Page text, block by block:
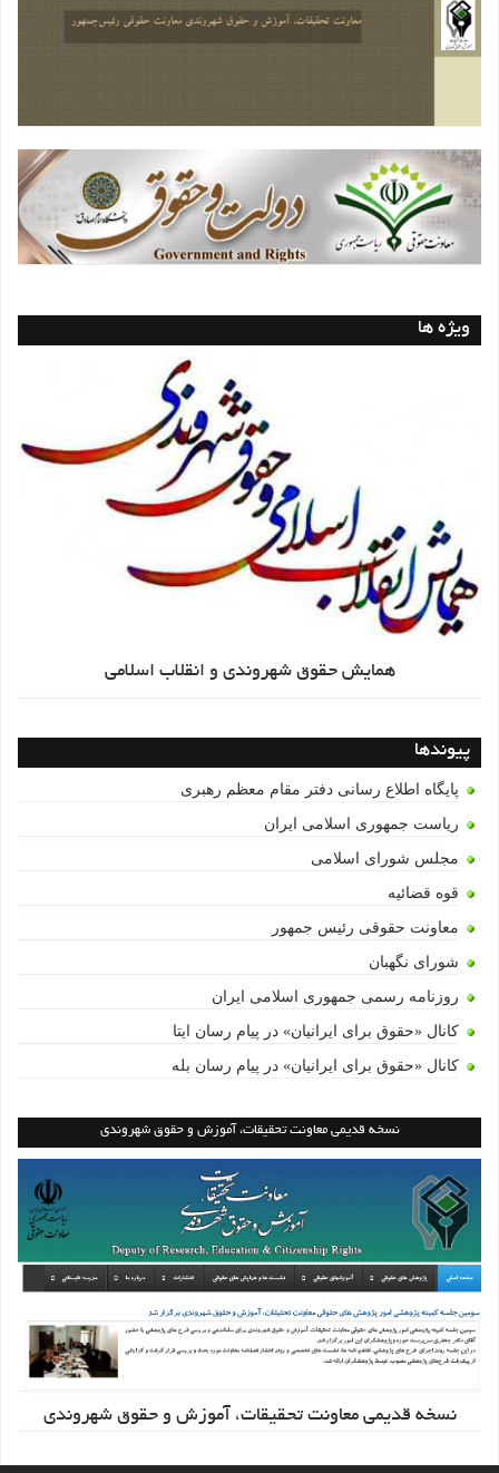
ویژه ها
همایش حقوق شهروندی و انقلاب اسلامی
پیوندها
پایگاه اطلاع رسانی دفتر مقام معظم رهبری
ریاست جمهوری اسلامی ایران
مجلس شورای اسلامی
قوه قضائیه
معاونت حقوقی رئیس جمهور
شورای نگهبان
روزنامه رسمی جمهوری اسلامی ایران
کانال «حقوق برای ایرانیان» در پیام رسان ایتا
کانال «حقوق برای ایرانیان» در پیام رسان بله
نسخه قدیمی معاونت تحقیقات، آموزش و حقوق شهروندی
نسخه قدیمی معاونت تحقیقات، آموزش و حقوق شهروندی